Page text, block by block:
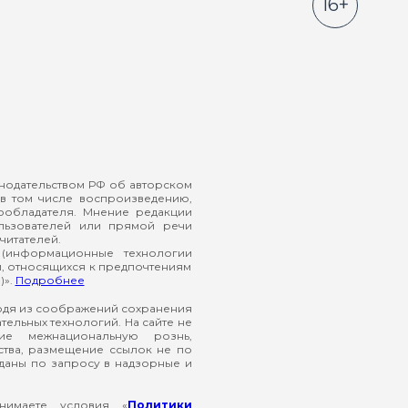
РФ об авторском
числе воспроизведению,
Мнение редакции
или прямой речи
технологии
относящихся к предпочтениям
Подробнее
из соображений сохранения
технологий. На сайте не
межнациональную рознь,
размещение ссылок не по
по запросу в надзорные и
условия «Политики